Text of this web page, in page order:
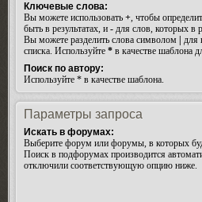
Ключевые слова:
Вы можете использовать +, чтобы
быть в результатах, и - для слов, которых в
Вы можете разделить слова символом
для
списка. Используйте * в качестве шаблона
Поиск по автору:
Используйте * в качестве шаблона.
Параметры запроса
Искать в форумах:
Выберите форум или форумы, в которых
Поиск в подфорумах производится
отключили соответствующую опцию ниже.